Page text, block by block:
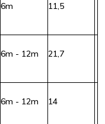
6m 11,5
6m - 12m 21,7
6m - 12m 14